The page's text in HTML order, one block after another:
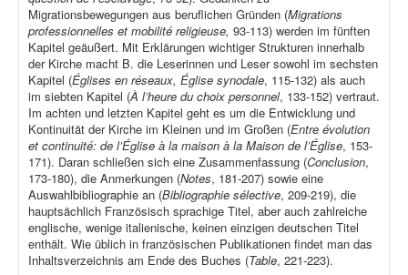
Migrationsbewegungen aus beruflichen Gründen (Migrations
professionnelles et mobilité religieuse, 93-113) werden im fünften
Kapitel geäußert. Mit Erklärungen wichtiger Strukturen innerhalb
der Kirche macht B. die Leserinnen und Leser sowohl im sechsten
Kapitel (Églises en réseaux, Église synodale, 115-132) als auch
im siebten Kapitel (À l’heure du choix personnel, 133-152) vertraut.
Im achten und letzten Kapitel geht es um die Entwicklung und
Kontinuität der Kirche im Kleinen und im Großen (Entre évolution
et continuité: de l’Église à la maison à la Maison de l’Église, 153-
171). Daran schließen sich eine Zusammenfassung (Conclusion,
173-180), die Anmerkungen (Notes, 181-207) sowie eine
Auswahlbibliographie an (Bibliographie sélective, 209-219), die
hauptsächlich Französisch sprachige Titel, aber auch zahlreiche
englische, wenige italienische, keinen einzigen deutschen Titel
enthält. Wie üblich in französischen Publikationen findet man das
Inhaltsverzeichnis am Ende des Buches (Table, 221-223).